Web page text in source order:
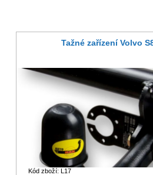
Tažné zařízení Volvo
Kód zboží: L17